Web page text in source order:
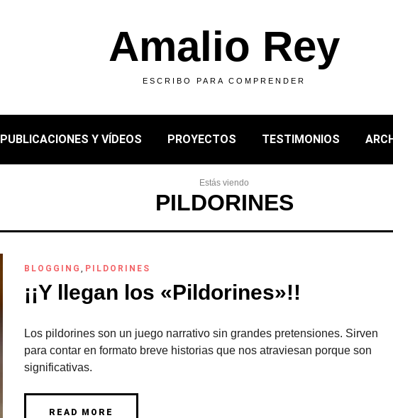
Amalio Rey
ESCRIBO PARA COMPRENDER
PUBLICACIONES Y VÍDEOS PROYECTOS TESTIMONIOS
Estás viendo
PILDORINES
BLOGGING , PILDORINES
¡¡Y llegan los «Pildorines»!!
Los pildorines son un juego narrativo sin grandes pretensiones. Sirven
para contar en formato breve historias que nos atraviesan porque son
significativas.
READ MORE